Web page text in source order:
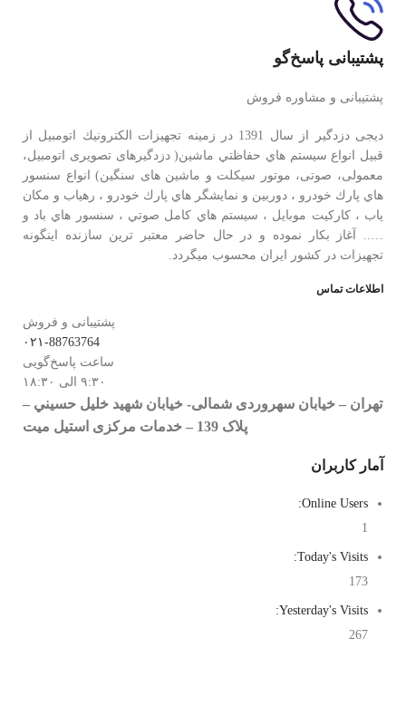
پشتیبانی پاسخ‌گو
پشتیبانی و مشاوره فروش
دیجی دزدگیر از سال 1391 در زمينه تجهيزات الكترونيك اتومبیل از
قبيل انواع سيستم هاي حفاظتي ماشین( دزدگيرهای تصویری اتومبیل،
معمولی، صوتی، موتور سیکلت و ماشین های سنگین) انواع سنسور
هاي پارك خودرو ، دوربين و نمايشگر هاي پارك خودرو ، رهياب و مكان
ياب ، كاركيت موبايل ، سيستم هاي كامل صوتي ، سنسور هاي باد و
….. آغاز بكار نموده و در حال حاضر معتبر ترين سازنده اينگونه
تجهيزات در كشور ایران محسوب ميگردد.
اطلاعات تماس
پشتیبانی و فروش
۰۲۱-88763764
ساعت پاسخ‌گویی
۹:۳۰ الی ۱۸:۳۰
تهران – خيابان سهروردی شمالی- خيابان شهيد خليل حسيني –
پلاک 139 – خدمات مرکزی استیل میت
آمار کاربران
Online Users:
1
Today's Visits:
173
Yesterday's Visits:
267